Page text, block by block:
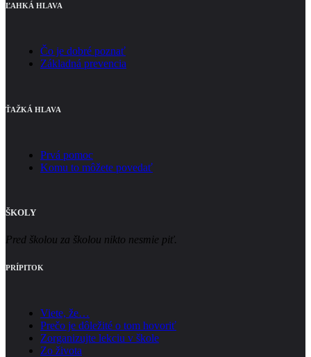
ĽAHKÁ HLAVA
Čo je dobré poznať
Základná prevencia
ŤAŽKÁ HLAVA
Prvá pomoc
Komu to môžete povedať
ŠKOLY
Pred školou za školou nikto nesmie piť.
PRÍPITOK
Viete, že…
Prečo je dôležité o tom hovoriť
Zorganizujte lekciu v škole
Zo života